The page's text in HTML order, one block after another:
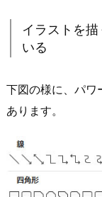
イラストを
いる
下図の様に、パワ
あります。